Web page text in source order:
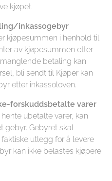
kjøpet.
inkassogebyr
kjøpesummen i henhold til
av kjøpesummen etter
betaling kan
bli sendt til Kjøper kan
etter inkassoloven.
forskuddsbetalte varer
ubetalte varer, kan
gebyr. Gebyret skal
utlegg for å levere
kan ikke belastes kjøpere